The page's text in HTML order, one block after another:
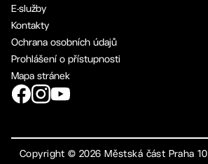
E-služby
Kontakty
Ochrana osobních údajů
Prohlášení o přístupnosti
Mapa stránek
Copyright ©2026 Městská část Praha 10